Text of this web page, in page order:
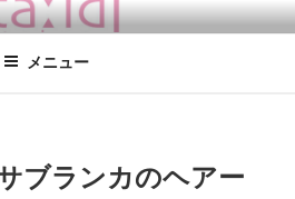
suzette / 学芸大学徒歩１分 / 東京の雑貨屋
規取扱店 ククシュゼット 店舗 ククシュゼッ
メニュー
ブランカのヘアー